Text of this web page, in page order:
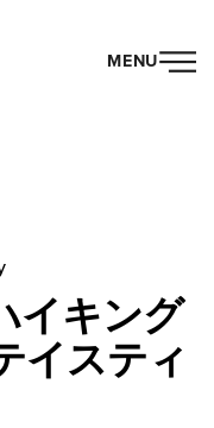
MENU
イキング
スティ